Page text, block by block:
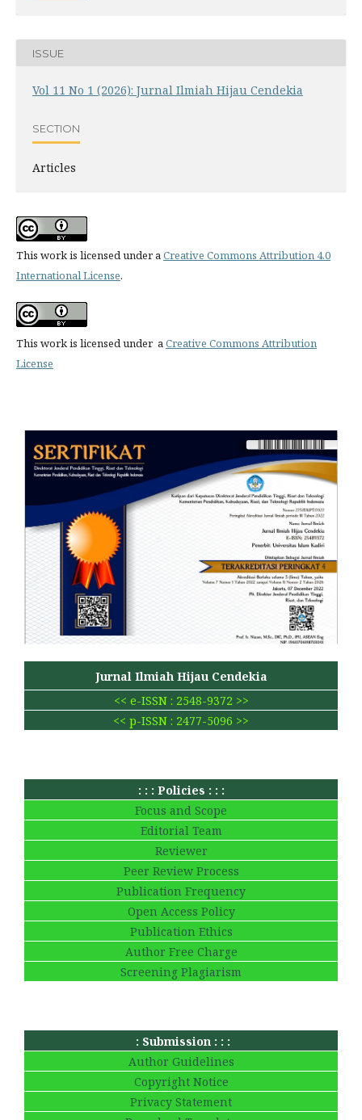
ISSUE
Vol 11 No 1 (2026): Jurnal Ilmiah Hijau Cendekia
SECTION
Articles
This work is licensed under aCreative Commons Attribution 4.0
International License.
This work is licensed under aCreative Commons Attribution
License
Jurnal Ilmiah Hijau Cendekia
<< e-ISSN : 2548-9372 >>
<< p-ISSN : 2477-5096 >>
: : : Policies : : :
Focus and Scope
Editorial Team
Reviewer
Peer Review Process
Publication Frequency
Open Access Policy
Publication Ethics
Author Free Charge
Screening Plagiarism
: Submission : : :
Author Guidelines
Copyright Notice
Privacy Statement